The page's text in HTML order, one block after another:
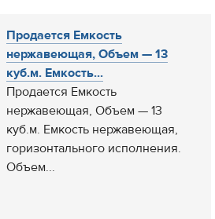
Продается Емкость
нержавеющая, Объем — 13
куб.м. Емкость...
Продается Емкость
нержавеющая, Объем — 13
куб.м. Емкость нержавеющая,
горизонтального исполнения.
Объем...